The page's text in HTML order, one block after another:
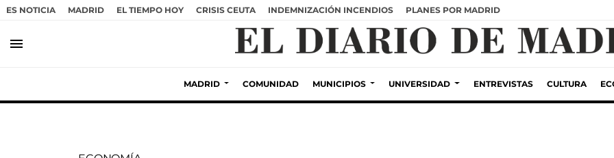
ES NOTICIA MADRID EL TIEMPO HOY CRISIS CEUTA INDEMNIZACIÓN INCENDIOS PLANES POR MADRID
menu
MADRID COMUNIDAD MUNICIPIOS UNIVERSIDAD ENTREVISTAS CULTURA